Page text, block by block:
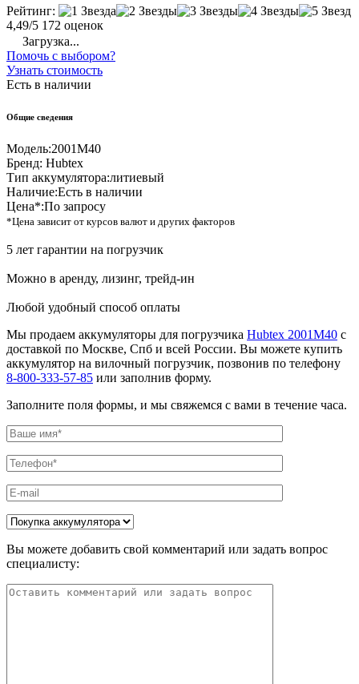
Рейтинг:
4,49/5 172 оценок
Загрузка...
Помочь с выбором?
Узнать стоимость
Есть в наличии
Общие сведения
Модель:2001M40
Бренд: Hubtex
Тип аккумулятора:литиевый
Наличие:Есть в наличии
Цена*:По запросу
*Цена зависит от курсов валют и других факторов
5 лет гарантии на погрузчик
Можно в аренду, лизинг, трейд-ин
Любой удобный способ оплаты
Мы продаем аккумуляторы для погрузчика Hubtex 2001M40 с
доставкой по Москве, Спб и всей России. Вы можете купить
аккумулятор на вилочный погрузчик, позвонив по телефону
8-800-333-57-85 или заполнив форму.
Заполните поля формы, и мы свяжемся с вами в течение часа.
Вы можете добавить свой комментарий или задать вопрос
специалисту: